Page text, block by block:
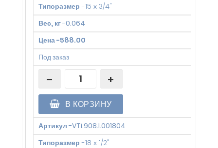
Типоразмер -15 х 3/4"
Вес, кг-0.064
Цена-588.00
Под заказ
В КОРЗИНУ
Артикул -VTi.908.I.001804
Типоразмер -18 х 1/2"